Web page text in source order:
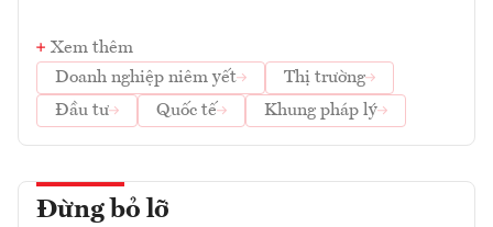
Xem thêm
Doanh nghiệp niêm yết
Thị trường
Đầu tư
Quốc tế Khung pháp lý
Đừng bỏ lỡ